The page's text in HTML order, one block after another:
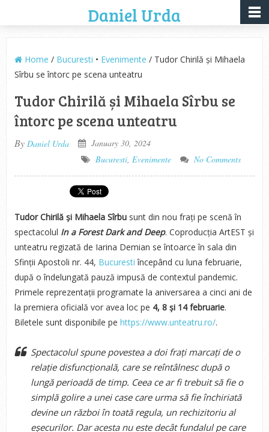
Daniel Urda
Home / Bucuresti • Evenimente / Tudor Chirilă și Mihaela
Sîrbu se întorc pe scena unteatru
Tudor Chirilă și Mihaela Sîrbu se
întorc pe scena unteatru
By Daniel Urda
January 30, 2024
Bucuresti, Evenimente No Comments
Tudor Chirilă și Mihaela Sîrbusunt din nou frați pe scenă în
spectacolul In a Forest Dark and Deep. Coproducția ArtEST și
unteatru regizată de Iarina Demian se întoarce în sala din
Sfinții Apostoli nr. 44, Bucuresti începând cu luna februarie,
după o îndelungată pauză impusă de contextul pandemic.
Primele reprezentații programate la aniversarea a cinci ani de
la premiera oficială vor avea loc pe 4, 8 și 14 februarie.
Biletele sunt disponibile pe https://www.unteatru.ro/.
Spectacolul spune povestea a doi frați marcați de o
relație disfuncțională, care se reîntâlnesc după o
lungă perioadă de timp. Ceea ce ar fi trebuit să fie o
simplă golire a unei case care urma să fie închiriată
devine un război în toată regula, un rechizitoriu al
eșecurilor. Dar acesta nu este decât fundalul pe care